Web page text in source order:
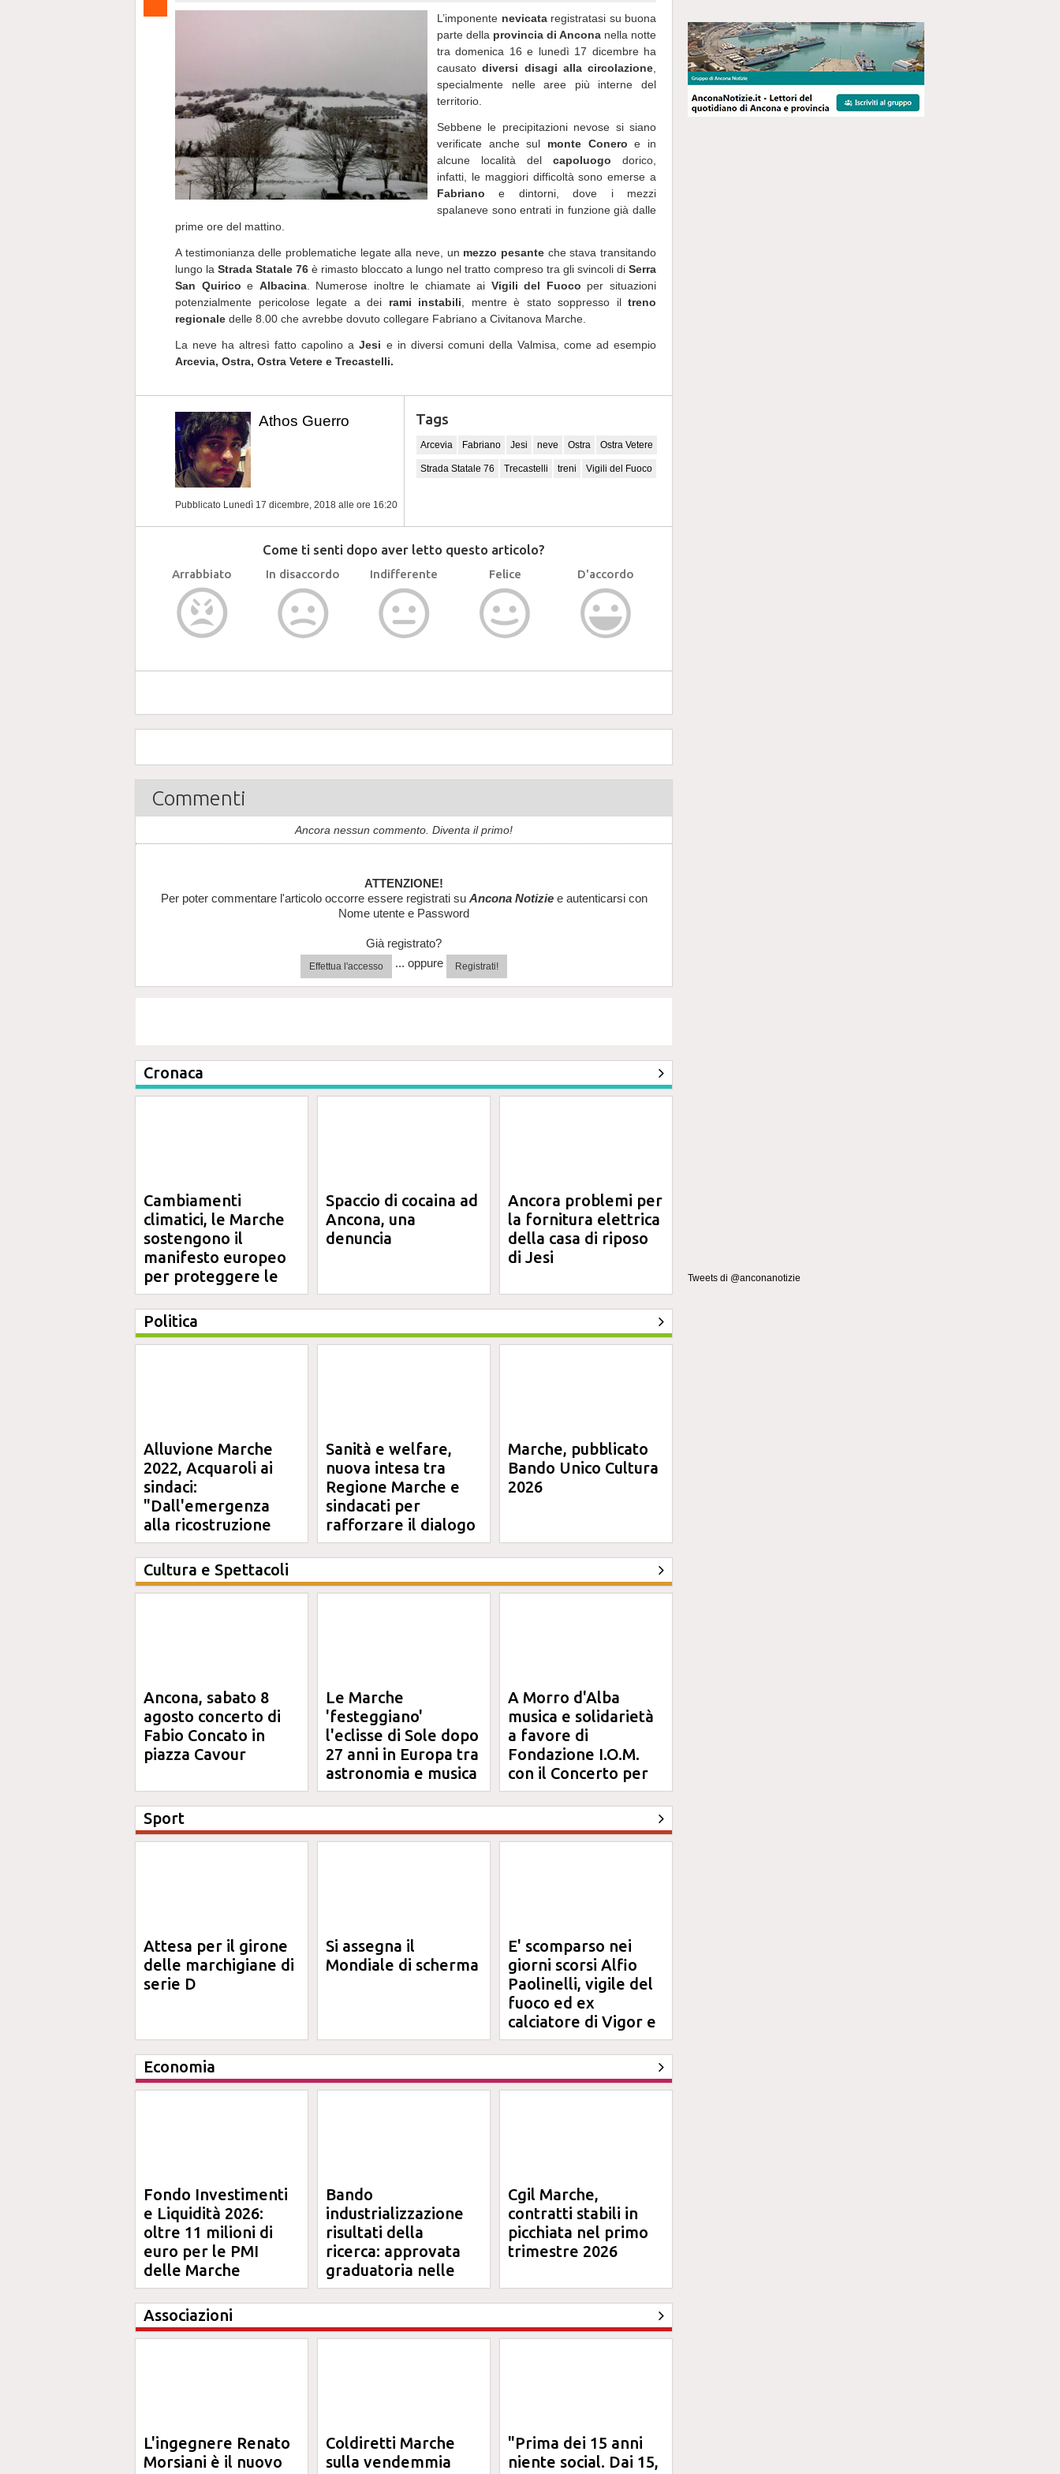
L’imponente nevicataregistratasi su buona
parte della provincia di Ancona nella notte
tra domenica 16 e lunedì 17 dicembre ha
causatodiversi disagi alla circolazione
specialmente nelle aree più interne del
territorio.
Sebbene le precipitazioni nevose si siano
verificate anche sul monte Conero e in
alcune località del capoluogo dorico,
infatti, le maggiori difficoltà sono emerse a
Fabriano e dintorni, dove i mezzi
spalaneve sono entrati in funzione già dalle
prime ore del mattino.
A testimonianza delle problematiche legate alla neve, un mezzo pesante che stava transitando
lungo la Strada Statale 76 è rimasto bloccato a lungo nel tratto compreso tra gli svincoli di Serra
San Quirico e Albacina. Numerose inoltre le chiamate ai Vigili del Fuoco per situazioni
potenzialmente pericolose legate a dei rami instabili , mentre è stato soppresso il treno
regionale delle 8.00 che avrebbe dovuto collegare Fabriano a Civitanova Marche.
La neve ha altresì fatto capolino aJesi e in diversi comuni della Valmisa, come ad esempio
Arcevia, Ostra, Ostra Vetere e Trecastelli.
Athos Guerro
Pubblicato Lunedì 17 dicembre, 2018 alle ore 16:20
Tags
Arcevia Fabriano Jesi neve Ostra Ostra Vetere
Strada Statale 76 Trecastelli treni Vigili del Fuoco
Come ti senti dopo aver letto questo articolo?
Arrabbiato In disaccordo Indifferente Felice D'accordo
Commenti
Ancora nessun commento. Diventa il primo!
ATTENZIONE!
Per poter commentare l'articolo occorre essere registrati su Ancona Notiziee autenticarsi con
Nome utente e Password
Già registrato?
Effettua l'accesso ... oppure Registrati!
Cronaca
Cambiamenti
climatici, le Marche
sostengono il
manifesto europeo
per proteggere le
aree costiere
Spaccio di cocaina ad
Ancona, una
denuncia
Ancora problemi per
la fornitura elettrica
della casa di riposo
di Jesi
Politica
Alluvione Marche
2022, Acquaroli ai
sindaci:
"Dall'emergenza
alla ricostruzione
definitiva"
Sanità e welfare,
nuova intesa tra
Regione Marche e
sindacati per
rafforzare il dialogo
Marche, pubblicato
Bando Unico Cultura
2026
Cultura e Spettacoli
Ancona, sabato 8
agosto concerto di
Fabio Concato in
piazza Cavour
Le Marche
'festeggiano'
l'eclisse di Sole dopo
27 anni in Europa tra
astronomia e musica
A Morro d'Alba
musica e solidarietà
a favore di
Fondazione I.O.M.
con il Concerto per
Anna
Sport
Attesa per il girone
delle marchigiane di
serie D
Si assegna il
Mondiale di scherma
E' scomparso nei
giorni scorsi Alfio
Paolinelli, vigile del
fuoco ed ex
calciatore di Vigor e
Jesina
Economia
Fondo Investimenti
e Liquidità 2026:
oltre 11 milioni di
euro per le PMI
delle Marche
Bando
industrializzazione
risultati della
ricerca: approvata
graduatoria nelle
Marche
Cgil Marche,
contratti stabili in
picchiata nel primo
trimestre 2026
Associazioni
L'ingegnere Renato
Morsiani è il nuovo
Coldiretti Marche
sulla vendemmia
"Prima dei 15 anni
niente social. Dai 15,
Tweets di @anconanotizie